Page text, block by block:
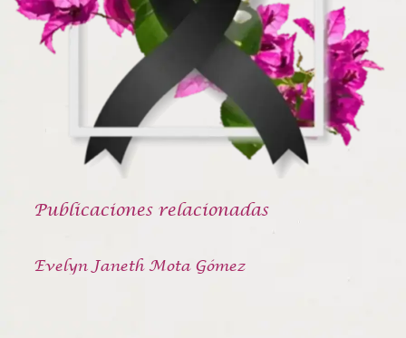
Publicaciones relacionadas
Evelyn Janeth Mota Gómez